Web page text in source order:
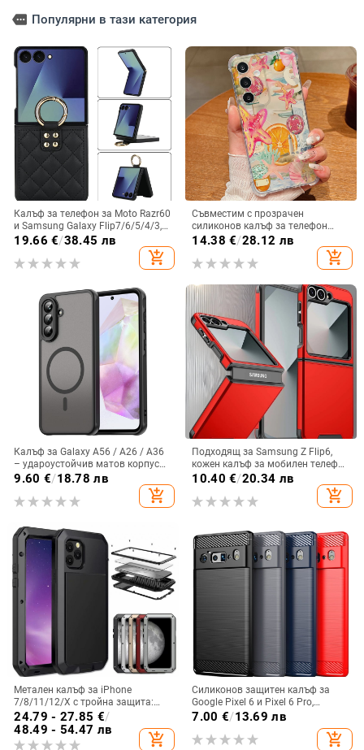
more Популярни в тази категория
Калъф за телефон за Moto Razr60
и Samsung Galaxy Flip7/6/5/4/3,
сгъваем с пръстен, защита от
изпускане, минималистичен PU
кожен калъф, ръчна изработка
19.66 €/38.45 лв
add_shopping_cart
Съвместим с прозрачен
силиконов калъф за телефон
Samsung S25 Ultra,
персонализиран рисуван дизайн
за S24 FE и защитен калъф A55
14.38 €/28.12 лв
add_shopping_cart
Калъф за Galaxy A56 / A26 / A36
– удароустойчив матов корпус
от PC+TPU с текстура на кожа
9.60 €/18.78 лв
add_shopping_cart
Подходящ за Samsung Z Flip6,
кожен калъф за мобилен телефон
Flip5, твърд двустранен калъф
против падане за Flip7, защитен
калъф Armor
10.40 €/20.34 лв
add_shopping_cart
Метален калъф за iPhone
7/8/11/12/X с тройна защита:
удароустойчив, прахоустойчив и
запечатан
24.79 - 27.85 €/
48.49 - 54.47 лв
add_shopping_cart
Силиконов защитен калъф за
Google Pixel 6 и Pixel 6 Pro,
съвместим с Pixel 7a, пълна
7.00 €/13.69 лв
add_shopping_cart